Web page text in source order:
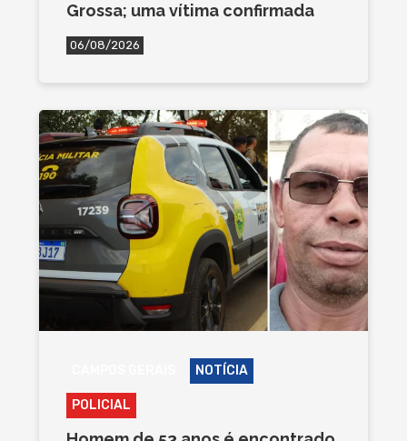
Grossa; uma vítima confirmada
06/08/2026
NOTÍCIA
POLICIAL